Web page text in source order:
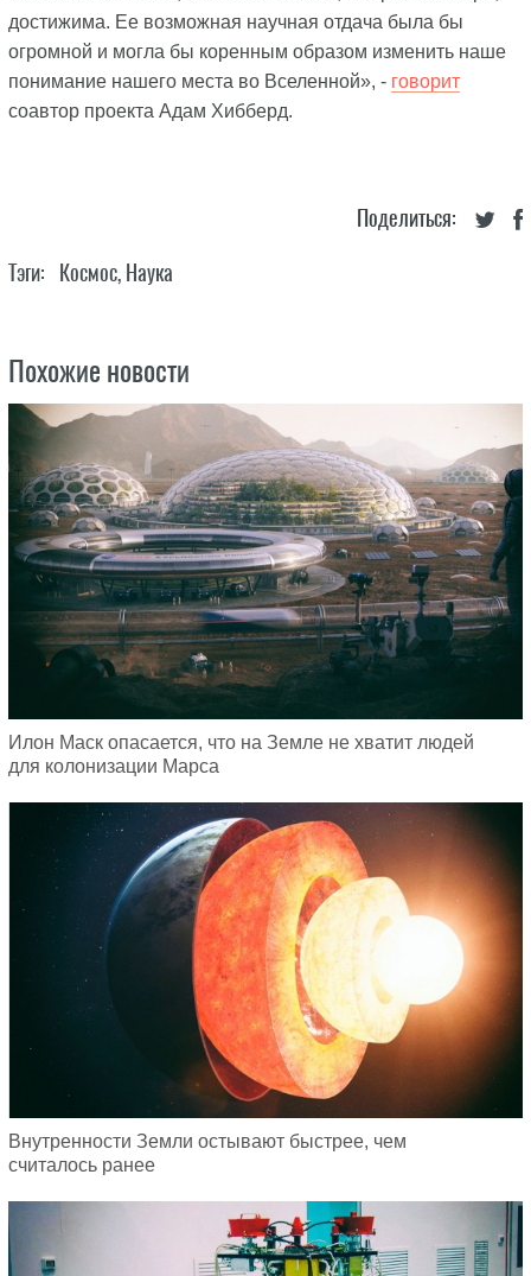
достижима. Ее возможная научная отдача была бы
огромной и могла бы коренным образом изменить наше
понимание нашего места во Вселенной», - говорит
соавтор проекта Адам Хибберд.
Поделиться:
Тэги: Космос, Наука
Похожие новости
Илон Маск опасается, что на Земле не хватит людей
для колонизации Марса
Внутренности Земли остывают быстрее, чем
считалось ранее